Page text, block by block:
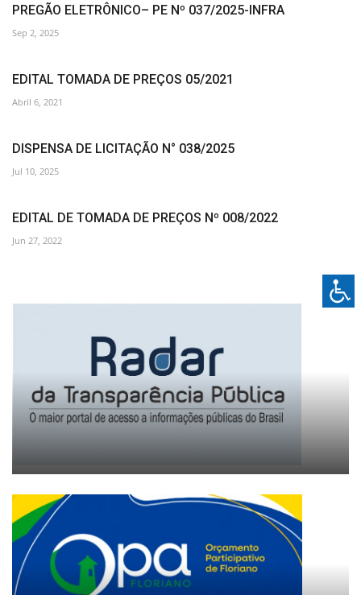
PREGÃO ELETRÔNICO– PE Nº 037/2025-INFRA
Sep 2, 2025
EDITAL TOMADA DE PREÇOS 05/2021
Abril 6, 2021
DISPENSA DE LICITAÇÃO N° 038/2025
Jul 10, 2025
EDITAL DE TOMADA DE PREÇOS Nº 008/2022
Jun 27, 2022